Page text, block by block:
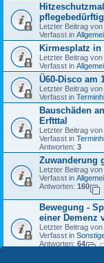
Letzter Beitrag von
Verfasst in
Kirmesplatz in
Letzter Beitrag von
Verfasst in
Ü60-Disco am
Letzter Beitrag von
Verfasst in
Bauschäden
Erftttal
Letzter Beitrag von
Verfasst in
Antworten: 3
Zuwanderung
Letzter Beitrag von
Verfasst in
Antworten: 160
Bewegung -
einer Demenz
Letzter Beitrag von
Verfasst in
Antworten: 64